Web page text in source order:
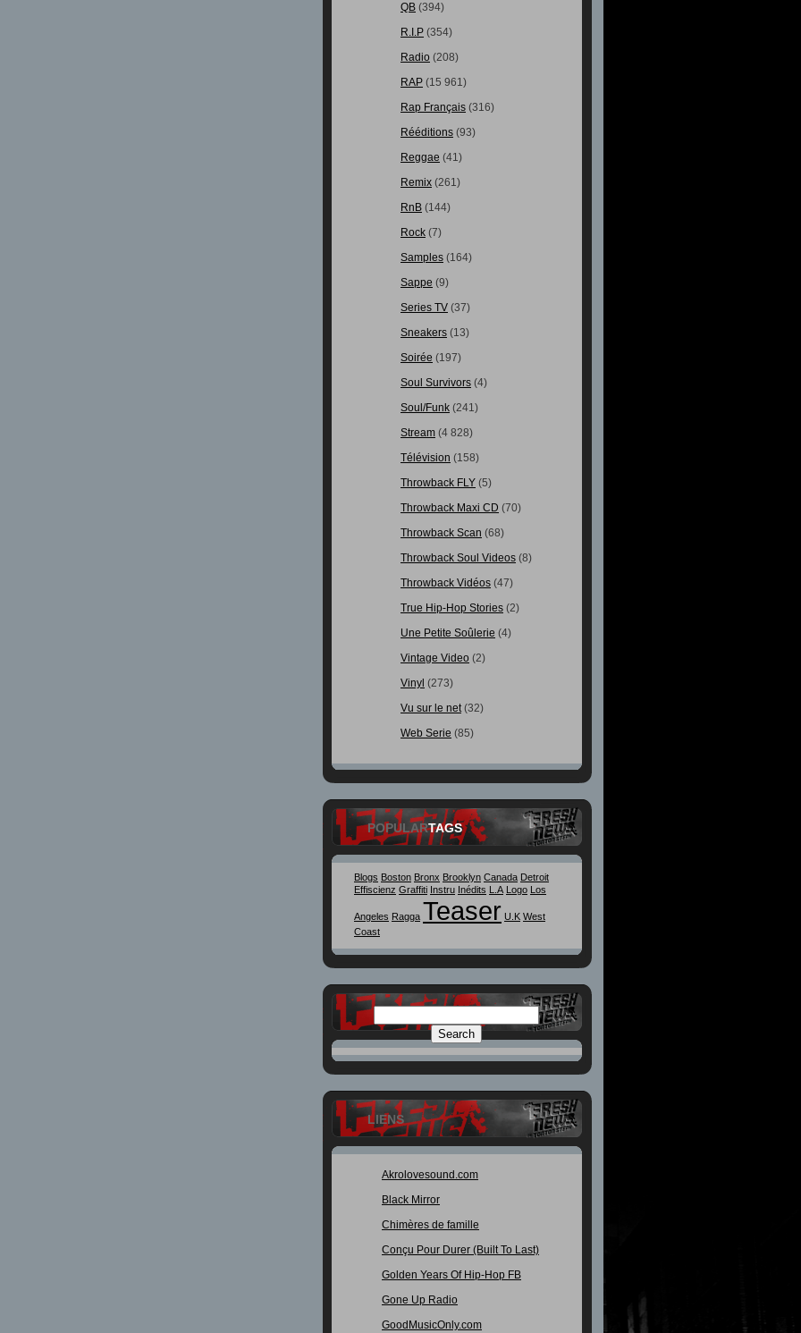
QB (394)
R.I.P (354)
Radio (208)
RAP (15 961)
Rap Français (316)
Rééditions (93)
Reggae (41)
Remix (261)
RnB (144)
Rock (7)
Samples (164)
Sappe (9)
Series TV (37)
Sneakers (13)
Soirée (197)
Soul Survivors (4)
Soul/Funk (241)
Stream (4 828)
Télévision (158)
Throwback FLY (5)
Throwback Maxi CD (70)
Throwback Scan (68)
Throwback Soul Videos (8)
Throwback Vidéos (47)
True Hip-Hop Stories (2)
Une Petite Soûlerie (4)
Vintage Video (2)
Vinyl (273)
Vu sur le net(32)
Web Serie (85)
POPULARTAGS
Blogs Boston Bronx Brooklyn Canada Detroit
Effiscienz Graffiti Instru Inédits L.A Logo Los
Angeles Ragga Teaser U.K West
Coast
LIENS
Akrolovesound.com
Black Mirror
Chimères de famille
Conçu Pour Durer (Built To Last)
Golden Years Of Hip-Hop FB
Gone Up Radio
GoodMusicOnly.com